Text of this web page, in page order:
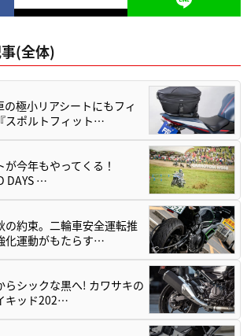
(全体)
極小リアシートにもフィ
スポルトフィット…
今年もやってくる！
DAYS …
の約束。二輪車安全運転推
化運動がもたらす…
らシックな黒へ! カワサキの
キッド202…